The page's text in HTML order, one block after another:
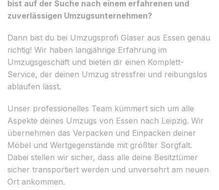
bist auf der Suche nach einem erfahrenen und
zuverlässigen Umzugsunternehmen?
Dann bist du bei Umzugsprofi Glaser aus Essen genau
richtig! Wir haben langjährige Erfahrung im
Umzugsgeschäft und bieten dir einen Komplett-
Service, der deinen Umzug stressfrei und reibungslos
ablaufen lässt.
Unser professionelles Team kümmert sich um alle
Aspekte deines Umzugs von Essen nach Leipzig. Wir
übernehmen das Verpacken und Einpacken deiner
Möbel und Wertgegenstände mit größter Sorgfalt.
Dabei stellen wir sicher, dass alle deine Besitztümer
sicher transportiert werden und unversehrt am neuen
Ort ankommen.